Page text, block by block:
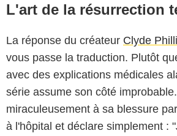
L'art de la résurrection
La réponse du créateur Clyde
vous passe la traduction. Plutôt
avec des explications médicales
série assume son côté
miraculeusement à sa blessure
à l'hôpital et déclare simplement : "